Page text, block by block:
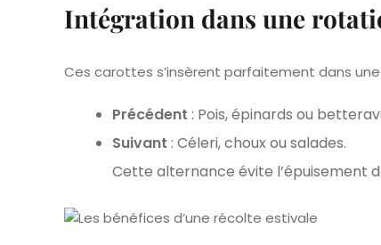
Intégration dans une
Ces carottes s’insèrent parfaitement dans une
Précédent : Pois, épinards ou
Suivant : Céleri, choux ou salades.
Cette alternance évite l’épuisement